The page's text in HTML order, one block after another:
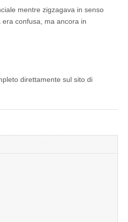
mentre zigzagava in senso
confusa, ma ancora in
direttamente sul sito di